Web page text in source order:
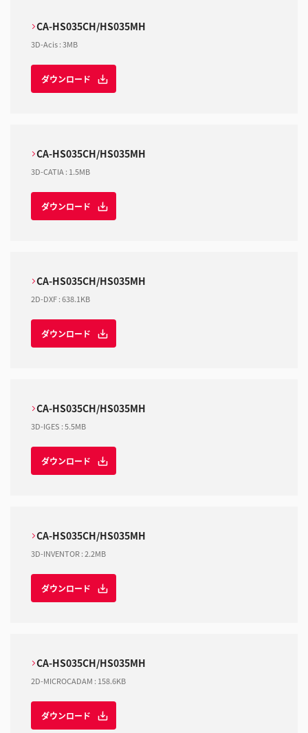
CA-HS035CH/HS035MH
3D-Acis:3MB
ダウンロード
CA-HS035CH/HS035MH
3D-CATIA : 1.5MB
ダウンロード
CA-HS035CH/HS035MH
2D-DXF:638.1KB
ダウンロード
CA-HS035CH/HS035MH
3D-IGES :5.5MB
ダウンロード
CA-HS035CH/HS035MH
3D-INVENTOR:2.2MB
ダウンロード
CA-HS035CH/HS035MH
2D-MICROCADAM : 158.6KB
ダウンロード